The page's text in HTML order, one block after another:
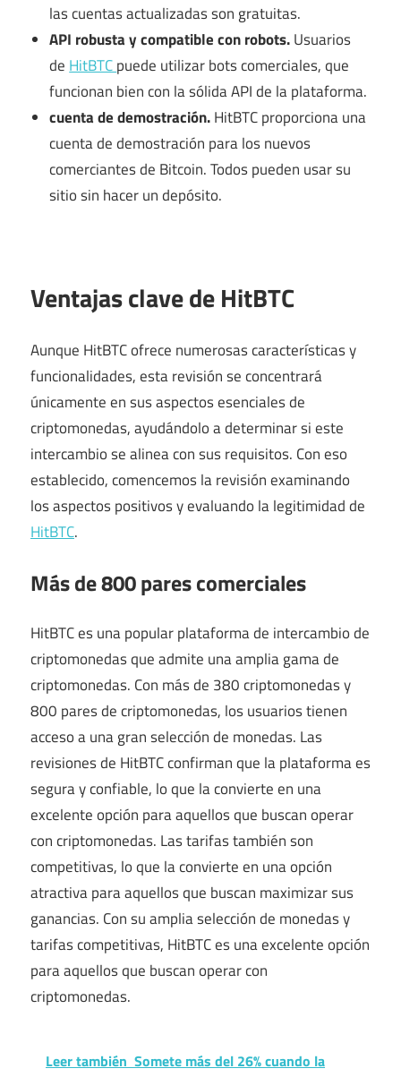
las cuentas actualizadas son gratuitas.
API robusta y compatible con robots.Usuarios
de HitBTCpuede utilizar bots comerciales, que
funcionan bien con la sólida API de la plataforma.
cuenta de demostración.HitBTC proporciona una
cuenta de demostración para los nuevos
comerciantes de Bitcoin. Todos pueden usar su
sitio sin hacer un depósito.
Ventajas clave de HitBTC
Aunque HitBTC ofrece numerosas características y
funcionalidades, esta revisión se concentrará
únicamente en sus aspectos esenciales de
criptomonedas, ayudándolo a determinar si este
intercambio se alinea con sus requisitos. Con eso
establecido, comencemos la revisión examinando
los aspectos positivos y evaluando la legitimidad de
HitBTC.
Más de 800 pares comerciales
HitBTC es una popular plataforma de intercambio de
criptomonedas que admite una amplia gama de
criptomonedas. Con más de 380 criptomonedas y
800 pares de criptomonedas, los usuarios tienen
acceso a una gran selección de monedas. Las
revisiones de HitBTC confirman que la plataforma es
segura y confiable, lo que la convierte en una
excelente opción para aquellos que buscan operar
con criptomonedas. Las tarifas también son
competitivas, lo que la convierte en una opción
atractiva para aquellos que buscan maximizar sus
ganancias. Con su amplia selección de monedas y
tarifas competitivas, HitBTC es una excelente opción
para aquellos que buscan operar con
criptomonedas.
Leer también Somete más del 26% cuando la